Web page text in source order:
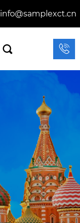
info@samplexct.cn
 